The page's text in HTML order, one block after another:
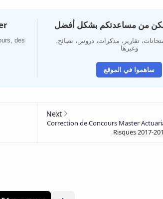
des
من مساعدتكم بشكل أفضل
تقارير، مذكرات، دروس، نصائح،
وغيرها
ساهموا في الموقع